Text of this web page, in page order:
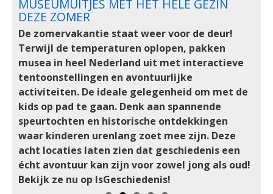
OPNIEUW EEN GROOTS
ROMEINENFESTIVAL
Op zaterdag 29 en zondag 30 augustus vormen
het Gallo-Romeins Museum in Tongeren
(België, 20 km. van Maastricht) en de
omliggende pleinen opnieuw het decor van een
groots Romeinenfestival.
MUSEUMUITJES MET HET HELE GEZIN
DEZE ZOMER
De zomervakantie staat weer voor de deur!
Terwijl de temperaturen oplopen, pakken
musea in heel Nederland uit met interactieve
tentoonstellingen en avontuurlijke
activiteiten. De ideale gelegenheid om met de
kids op pad te gaan. Denk aan spannende
speurtochten en historische ontdekkingen
waar kinderen urenlang zoet mee zijn. Deze
acht locaties laten zien dat geschiedenis een
écht avontuur kan zijn voor zowel jong als oud!
Bekijk ze nu op IsGeschiedenis!
ORANJEROUTE MAGAZINE VOL
HISTORISCHE ONTDEKKINGEN
Van koninklijke Pruisische grandeur in Potsdam tot
een sensationele archeologische Oranje-vondst in
Wernigerode.
DRENTS MUSEUM DEELS
TERUGGEVONDEN
De in 2025 uit het Drents Museum geroofde
Roemeense goudschat is deels terecht. Het OM
bevestigt dat de iconische gouden helm en twee
armbanden zijn gevonden. Maar om welke
topstukken ging het precies en wat is hun
archeologische waarde?
GROTE?
De naam van Alexander de Grote roept beelden
op van onoverwinnelijke legers, gigantische
rijken en een erfenis die de wereld veranderde.
Toch is het lot van zijn lichaam een van de
meest fascinerende en onopgeloste raadsels
uit de geschiedenis. Ondanks eeuwen van
speurwerk en archeologische opgravingen
blijft de laatste rustplaats van de grootste
veroveraar aller tijden een mysterie.